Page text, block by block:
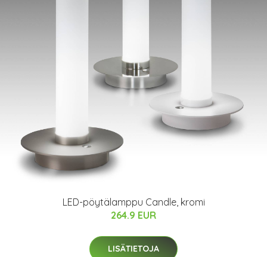
LED-pöytälamppu Candle, kromi
264.9 EUR
LISÄTIETOJA